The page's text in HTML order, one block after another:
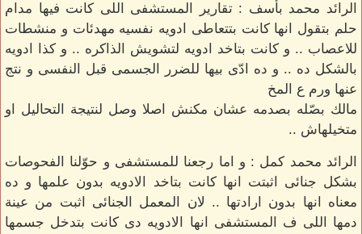
الرائد محمد بأسف : تقارير المستشفى اللى كانت فيها مدام
حلم بتقول انها كانت بتتعاطى ادويه نفسيه مهدئات و منشطات
للاعصاب .. و كانت بتاخد ادويه لتشويش الذاكره .. و كذا ادويه
بالشكل ده .. و ده ادّى بيها للضرر الجسمى قبل النفسى و نتج
عنها ورم ع المخ
مالك بصّله بصدمه عشان مكنش اصلا وصل لنتيجة التحاليل او
متخيلهاش ..
الرائد محمد كمل : و اما رجعنا للمستشفى و حوّلنا الفحوصات
بشكل جنائى اثبتت انها كانت بتاخد الادويه بدون علمها و ده
معناه انها بدون ارادتها .. لان المعمل الجنائى اثبت من عينة
دمها اللى ف المستشفى انها الادويه دى كانت بتدخل جسمها